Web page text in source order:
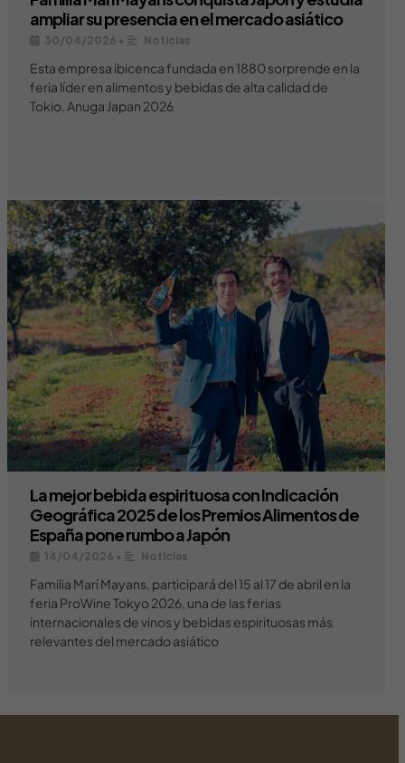
ampliar su presencia en el mercado asiático
30/04/2026 • Noticias
Esta empresa ibicenca fundada en 1880 sorprende en la
feria líder en alimentos y bebidas de alta calidad de
Tokio, Anuga Japan 2026
La mejor bebida espirituosa con Indicación
Geográfica 2025 de los Premios Alimentos de
España pone rumbo a Japón
14/04/2026 • Noticias
Familia Marí Mayans, participará del 15 al 17 de abril en la
feria ProWine Tokyo 2026, una de las ferias
internacionales de vinos y bebidas espirituosas más
relevantes del mercado asiático